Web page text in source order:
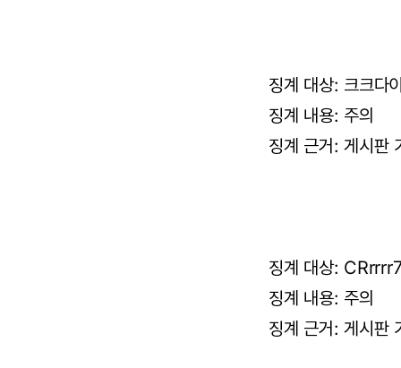
징계 대상: 크크
징계 내용: 주의
징계 근거: 게시판
징계 대상:
징계 내용: 주의
징계 근거: 게시판